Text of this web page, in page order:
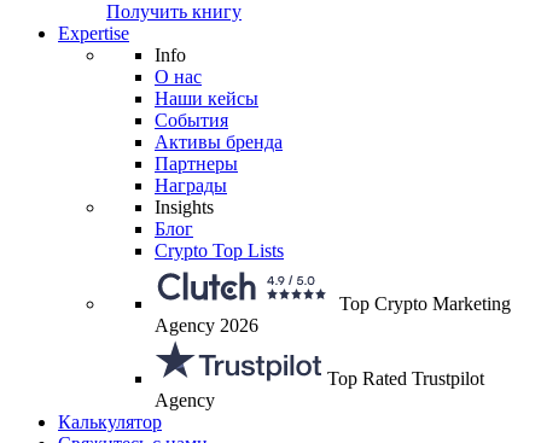
Получить книгу
Expertise
Info
О нас
Наши кейсы
События
Активы бренда
Партнеры
Награды
Insights
Блог
Crypto Top Lists
Top Crypto Marketing
Agency 2026
Top Rated Trustpilot
Agency
Калькулятор